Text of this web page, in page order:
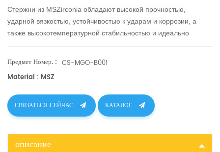
Стержни из MSZirconia обладают высокой прочностью,
ударной вязкостью, устойчивостью к ударам и коррозии, а
также высокотемпературной стабильностью и идеально
Предмет Номер. : CS-MGO-B001
Material : MSZ
СВЯЗАТЬСЯ СЕЙЧАС КАТАЛОГ
описание